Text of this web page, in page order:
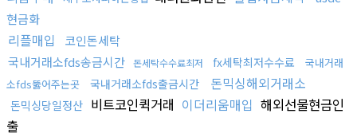
현금화
리플매입
코인돈세탁
국내거래소fds송금시간 돈세탁수수료최저 fx세탁최저수수료
국내거래
소fds뚫어주는곳
국내거래소fds출금시간 돈믹싱해외거래소
돈믹싱당일정산 비트코인퀵거래 이더리움매입 해외선물현금인
출